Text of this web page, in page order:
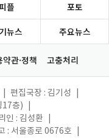
플 포토
뉴스 주요뉴스
약관·정책 고충처리
편집국장 : 김기성
17층)
인 : 김성환
: 서울종로 0676호